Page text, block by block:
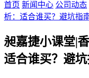
首页 新闻中心 公司动态
析：适合谁买？避坑指
昶嘉捷小课堂|
适合谁买？避